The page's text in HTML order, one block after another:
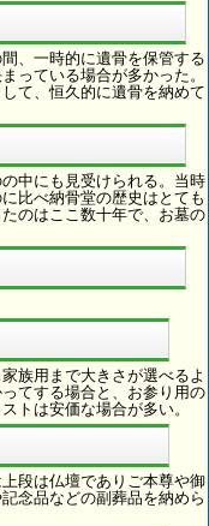
、一時的に遺骨を保管する
っている場合が多かった。
て、恒久的に遺骨を納めて
中にも見受けられる。当時
比べ納骨堂の歴史はとても
のはここ数十年で、お墓の
族用まで大きさが選べるよ
てする場合と、お参り用の
トは安価な場合が多い。
段は仏壇でありご本尊や御
念品などの副葬品を納めら